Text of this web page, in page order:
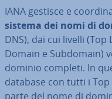
IANA gestisce e
sistema dei nomi di
DNS), dai cui livelli (Top
Domain e Subdomain)
dominio completi. In
database con tutti i Top
parte del nome di